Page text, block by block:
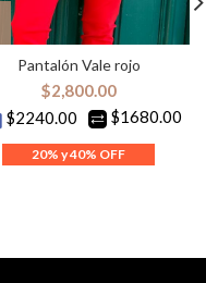
Pantalón Vale rojo
$2,800.00
$2240.00
$1680.00